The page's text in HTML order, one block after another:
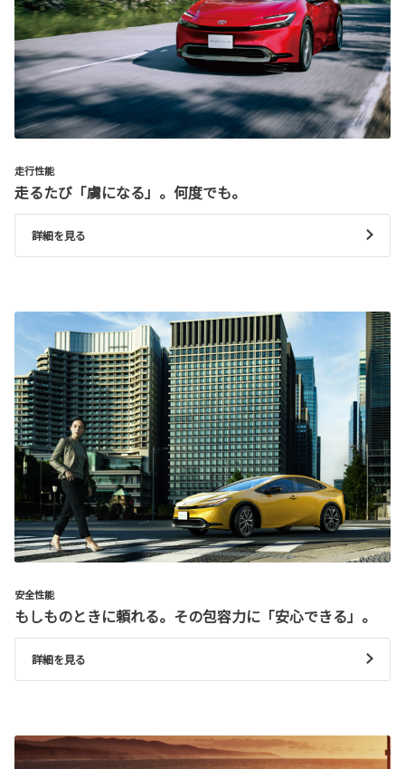
走行性能
走るたび「虜になる」。何度でも。
詳細を見る
安全性能
もしものときに頼れる。その包容力に「安心できる」。
詳細を見る